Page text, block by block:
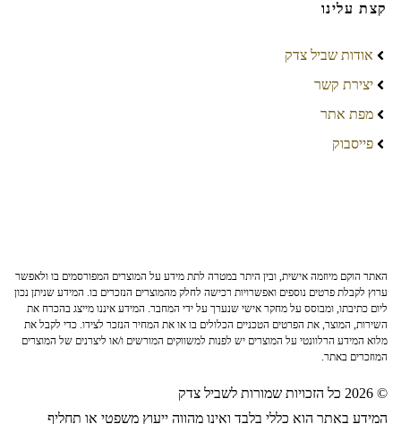
קצת עלינו
אודות שביל צדק
יצירת קשר
מפת אתר
פייסבוק
האתר הוקם מיוזמה אישית, ובין היתר במטרה לתת מידע על המוצרים המפורסמים בו ולאפשר
ערוץ לקבלת פרטים נוספים ואפשרויות רכישה לחלק מהמוצרים הנזכרים בו. המידע שניתן נכון
ליום כתיבתו, ומבוסס על מחקר אישי שנערך על ידי המחבר. המידע איננו מייצג בהכרח את
השירות, המוצר, את הפרטים הטכניים הכלולים בו או את המחיר הנזכר לצידו. כדי לקבל את
מלוא המידע הרלוונטי על המוצרים יש לפנות למשווקים המורשים ו/או ליצרנים של המוצרים
המוזכרים באתר.
© 2026 כל הזכויות שמורות לשביל צדק
המידע באתר הוא כללי בלבד ואינו מהווה ייעוץ משפטי או תחליף